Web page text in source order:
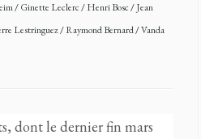
/Ginette Leclerc/Henri Bosc/Jean
Lestringuez/Raymond Bernard/Vanda
dont le dernier fin mars